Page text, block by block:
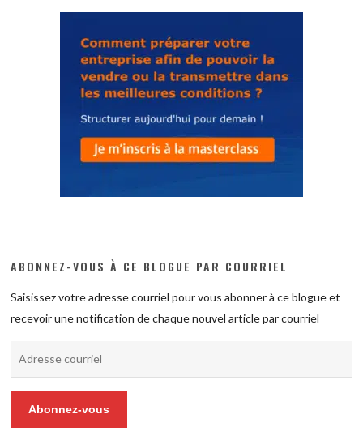
ABONNEZ-VOUS À CE BLOGUE PAR COURRIEL
Saisissez votre adresse courriel pour vous abonner à ce blogue et
recevoir une notification de chaque nouvel article par courriel
Abonnez-vous